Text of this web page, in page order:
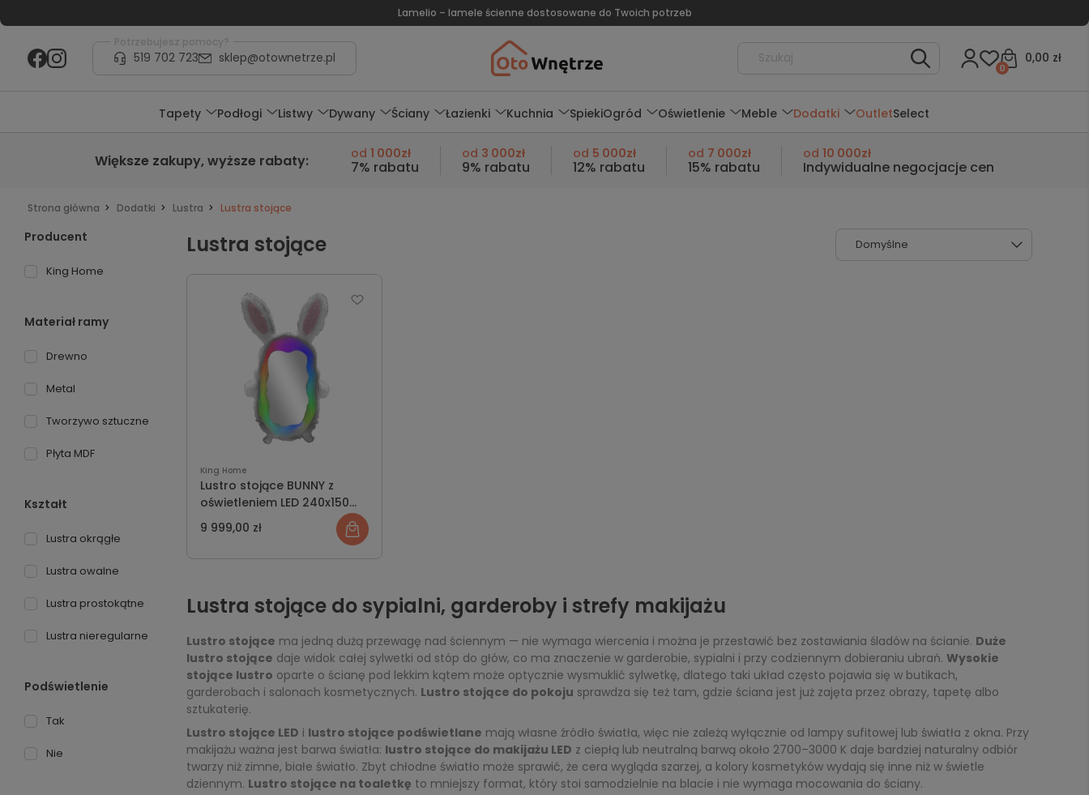
Lamelio – lamele ścienne dostosowane do Twoich potrzeb
Potrzebujesz pomocy?
519 702 723 sklep@otownetrze.pl 0,00 zł
0
Tapety Podłogi Listwy Dywany Ściany Łazienki Kuchnia SpiekiOgród Oświetlenie Meble Dodatki OutletSelect
Większe zakupy,wyższe rabaty: od 1 000zł
7% rabatu
od 3 000zł
9% rabatu
od 5 000zł
12% rabatu
od 7 000zł
15% rabatu
od 10 000zł
Indywidualne negocjacje cen
Strona główna Dodatki Lustra Lustra stojące
Producent
King Home
Materiał ramy
Drewno
Metal
Tworzywo sztuczne
Płyta MDF
Kształt
Lustra okrągłe
Lustra owalne
Lustra prostokątne
Lustra nieregularne
Podświetlenie
Tak
Nie
Lustra stojące
King Home
Lustro stojące BUNNY z
oświetleniem LED 240x150
cm
9 999,00 zł
Lustra stojące do sypialni, garderoby i strefy makijażu
Lustro stojące ma jedną dużą przewagę nad ściennym — nie wymaga wiercenia i można je przestawić bez zostawiania śladów na ścianie. Duże
lustro stojące daje widok całej sylwetki od stóp do głów, co ma znaczenie w garderobie, sypialni i przy codziennym dobieraniu ubrań. Wysokie
stojące lustro oparte o ścianę pod lekkim kątem może optycznie wysmuklić sylwetkę, dlatego taki układ często pojawia się w butikach,
garderobach i salonach kosmetycznych. Lustro stojące do pokoju sprawdza się też tam, gdzie ściana jest już zajęta przez obrazy, tapetę albo
sztukaterię.
Lustro stojące LED i lustro stojące podświetlane mają własne źródło światła, więc nie zależą wyłącznie od lampy sufitowej lub światła z okna. Przy
makijażu ważna jest barwa światła: lustro stojące do makijażu LED z ciepłą lub neutralną barwą około 2700–3000 K daje bardziej naturalny odbiór
twarzy niż zimne, białe światło. Zbyt chłodne światło może sprawić, że cera wygląda szarzej, a kolory kosmetyków wydają się inne niż w świetle
dziennym. Lustro stojące na toaletkę to mniejszy format, który stoi samodzielnie na blacie i nie wymaga mocowania do ściany.